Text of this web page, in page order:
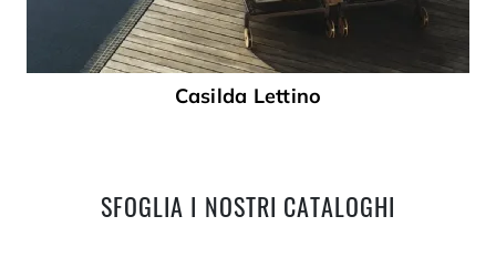
Casilda Lettino
SFOGLIA I NOSTRI CATALOGHI